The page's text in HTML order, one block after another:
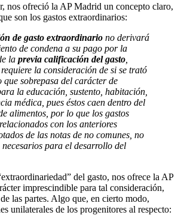
nos ofreció la AP Madrid un concepto claro,
son los gastos extraordinarios:
de gasto extraordinario no derivará
de condena a su pago por la
la previa calificación del gasto
la consideración de si se trató
que sobrepasa del carácter de
la educación, sustento, habitación,
médica, pues éstos caen dentro del
alimentos, por lo que los gastos
con los anteriores
de las notas de no comunes, no
necesarios para el desarrollo del
del gasto, nos ofrece la AP
imprescindible para tal consideración,
las partes. Algo que, en cierto modo,
unilaterales de los progenitores al respecto: